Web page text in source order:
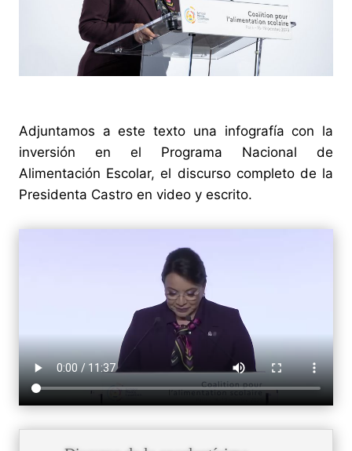
Adjuntamos a este texto una infografía con la
inversión en el Programa Nacional de
Alimentación Escolar, el discurso completo de la
Presidenta Castro en video y escrito.